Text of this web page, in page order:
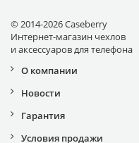
© 2014-2026 Caseberry
Интернет-магазин чехлов
и аксессуаров для телефона
О компании
Новости
Гарантия
Условия продажи